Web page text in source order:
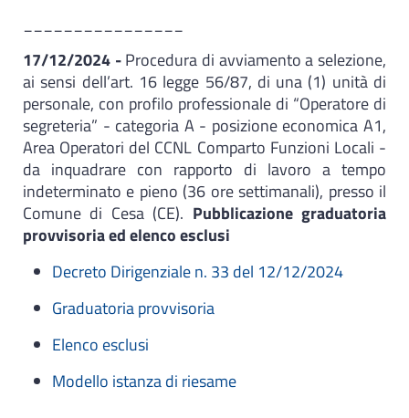
17/12/2024 -Procedura di avviamento a selezione,
ai sensi dell’art. 16 legge 56/87, di una (1) unità di
personale, con profilo professionale di “Operatore di
segreteria” - categoria A - posizione economica A1,
Area Operatori del CCNL Comparto Funzioni Locali -
da inquadrare con rapporto di lavoro a tempo
indeterminato e pieno (36 ore settimanali), presso il
Comune di Cesa (CE).​ Pubblicazione graduatoria
provvisoria ed elenco esclusi
Decreto Dirigenziale n. 33 del 12/12/2024
Graduatoria provvisoria
Elenco esclusi
Modello istanza di riesame